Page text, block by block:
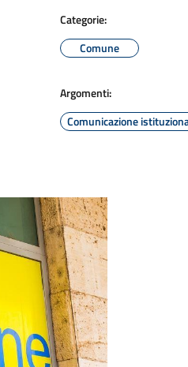
Categorie:
Comune
Argomenti:
Comunicazione